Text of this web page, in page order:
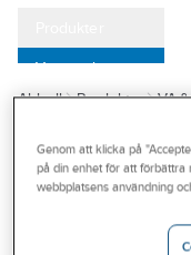
Varumärken
Outlet
Branscher
Ahlsell Produkter VA
Genom att klicka på
på din enhet för att förbättra
webbplatsens användning